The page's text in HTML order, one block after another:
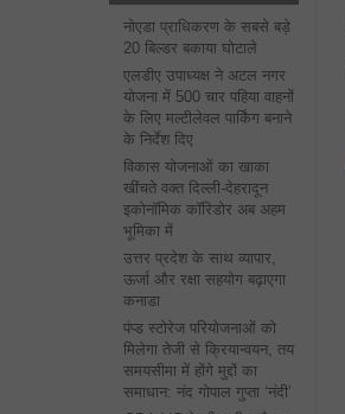
नोएडा प्राधिकरण के सबसे बड़े
20 बिल्डर बकाया घोटाले
एलडीए उपाध्यक्ष ने अटल नगर
योजना में 500 चार पहिया वाहनों
के लिए मल्टीलेवल पार्किंग बनाने
के निर्देश दिए
विकास योजनाओं का खाका
खींचते वक्त दिल्ली-देहरादून
इकोनॉमिक कॉरिडोर अब अहम
भूमिका में
उत्तर प्रदेश के साथ व्यापार,
ऊर्जा और रक्षा सहयोग बढ़ाएगा
कनाडा
पंप्ड स्टोरेज परियोजनाओं को
मिलेगा तेजी से क्रियान्वयन, तय
समयसीमा में होंगे मुद्दों का
समाधान: नंद गोपाल गुप्ता ‘नंदी’